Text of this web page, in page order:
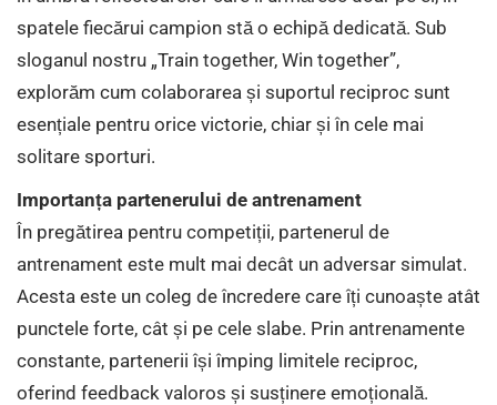
spatele fiecărui campion stă o echipă dedicată. Sub
sloganul nostru „Train together, Win together”,
explorăm cum colaborarea și suportul reciproc sunt
esențiale pentru orice victorie, chiar și în cele mai
solitare sporturi.
Importanța partenerului de antrenament
În pregătirea pentru competiții, partenerul de
antrenament este mult mai decât un adversar simulat.
Acesta este un coleg de încredere care îți cunoaște atât
punctele forte, cât și pe cele slabe. Prin antrenamente
constante, partenerii își împing limitele reciproc,
oferind feedback valoros și susținere emoțională.